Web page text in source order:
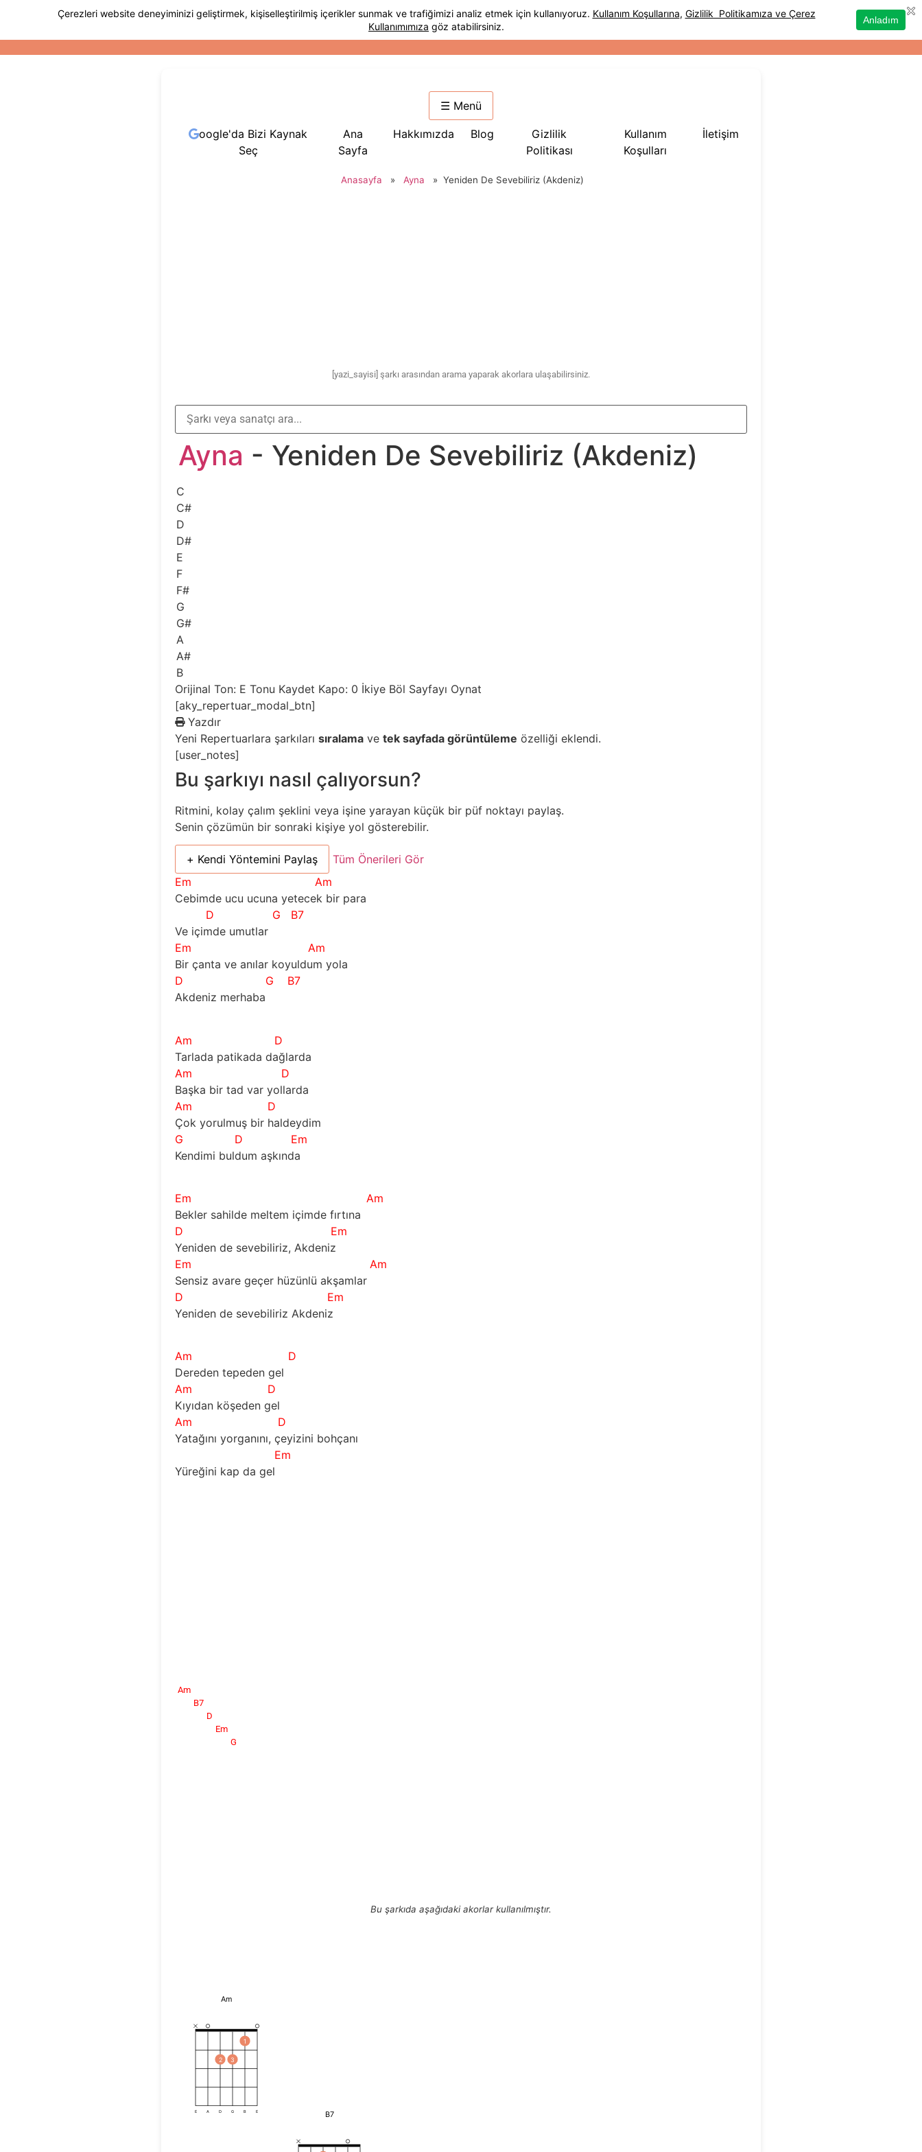
☰ Menü
oogle'da Bizi Kaynak
Seç
Ana
Sayfa
Hakkımızda Blog
Gizlilik
Politikası
Kullanım
Koşulları
İletişim
Anasayfa » Ayna » Yeniden De Sevebiliriz (Akdeniz)
[yazi_sayisi] şarkı arasından arama yaparak akorlara ulaşabilirsiniz.
Ayna - Yeniden De Sevebiliriz (Akdeniz)
C
C#
D
D#
E
F
F#
G
G#
A
A#
B
Orijinal Ton: ETonu Kaydet Kapo: 0 İkiye Böl Sayfayı Oynat
[aky_repertuar_modal_btn]
Yazdır
Yeni Repertuarlara şarkılarısıralama vetek sayfada görüntüleme özelliği eklendi.
[user_notes]
Bu şarkıyı nasıl çalıyorsun?
Ritmini, kolay çalım şeklini veya işine yarayan küçük bir püf noktayı paylaş.
Senin çözümün bir sonraki kişiye yol gösterebilir.
+ Kendi Yöntemini Paylaş
Tüm Önerileri Gör
Em
Am
Cebimde ucu ucuna yetecek bir para
D
G
B7
Ve içimde umutlar
Em
Am
Bir çanta ve anılar koyuldum yola
D
G
B7
Akdeniz merhaba
Am
D
Tarlada patikada dağlarda
Am
D
Başka bir tad var yollarda
Am
D
Çok yorulmuş bir haldeydim
G
D
Em
Kendimi buldum aşkında
Em
Am
Bekler sahilde meltem içimde fırtına
D
Em
Yeniden de sevebiliriz, Akdeniz
Em
Am
Sensiz avare geçer hüzünlü akşamlar
D
Em
Yeniden de sevebiliriz Akdeniz
Am
D
Dereden tepeden gel
Am
D
Kıyıdan köşeden gel
Am
D
Yatağını yorganını, çeyizini bohçanı
Em
Yüreğini kap da gel
Am
B7
D
Em
G
Bu şarkıda aşağıdaki akorlar kullanılmıştır.
Am
2 3
1
E A D G B E B7